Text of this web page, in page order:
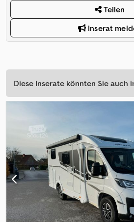
Teilen
Inserat
Diese Inserate könnten Sie auch